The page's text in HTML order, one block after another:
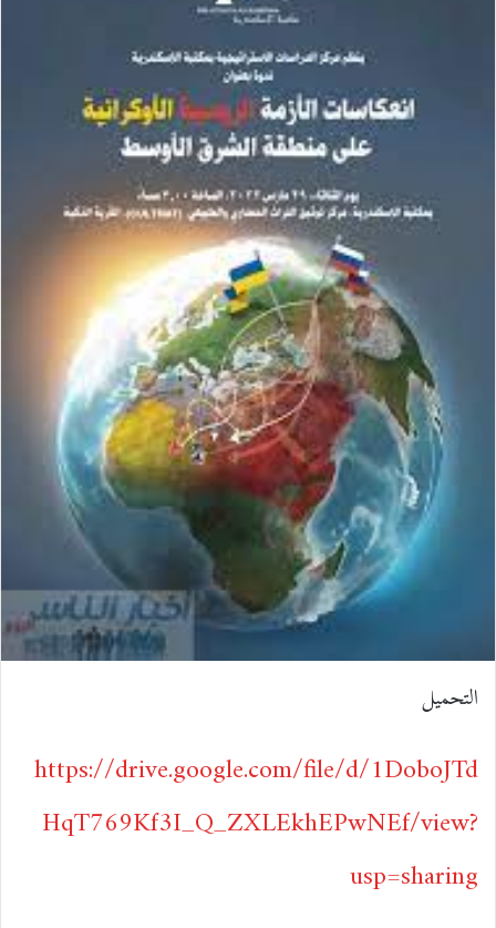
ك
ك
د
إ
ن
u
m
b
l
r
ن
ت
ي
ر
ي
س
ت
d
d
i
t
س
ا
ب
التحميل
https://drive.google.com/file/d/1DoboJTd
HqT769Kf3I_Q_ZXLEkhEPwNEf/view?
usp=sharing